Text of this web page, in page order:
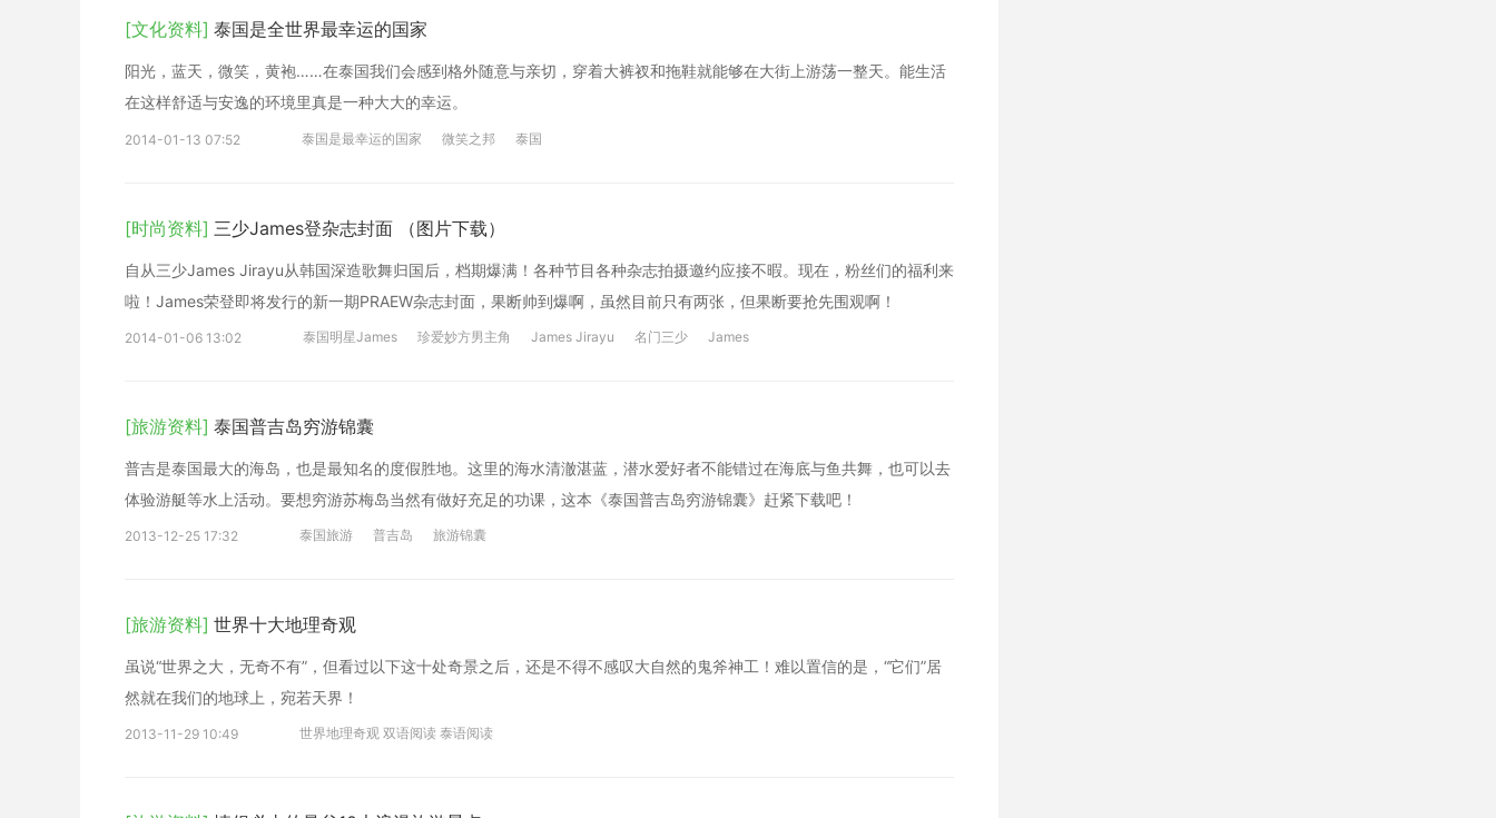
[文化资料] 泰国是全世界最幸运的国家
阳光，蓝天，微笑，黄袍……在泰国我们会感到格外随意与亲切，穿着大裤衩和拖鞋就能够在大街上游荡一整天。能生活
在这样舒适与安逸的环境里真是一种大大的幸运。
2014-01-13 07:52 泰国是最幸运的国家 微笑之邦 泰国
[时尚资料] 三少James登杂志封面 （图片下载）
自从三少James Jirayu从韩国深造歌舞归国后，档期爆满！各种节目各种杂志拍摄邀约应接不暇。现在，粉丝们的福利来
啦！James荣登即将发行的新一期PRAEW杂志封面，果断帅到爆啊，虽然目前只有两张，但果断要抢先围观啊！
2014-01-06 13:02 泰国明星James 珍爱妙方男主角 James Jirayu 名门三少 James
[旅游资料] 泰国普吉岛穷游锦囊
普吉是泰国最大的海岛，也是最知名的度假胜地。这里的海水清澈湛蓝，潜水爱好者不能错过在海底与鱼共舞，也可以去
体验游艇等水上活动。要想穷游苏梅岛当然有做好充足的功课，这本《泰国普吉岛穷游锦囊》赶紧下载吧！
2013-12-25 17:32 泰国旅游 普吉岛 旅游锦囊
[旅游资料] 世界十大地理奇观
虽说“世界之大，无奇不有”，但看过以下这十处奇景之后，还是不得不感叹大自然的鬼斧神工！难以置信的是，“它们”居
然就在我们的地球上，宛若天界！
2013-11-29 10:49 世界地理奇观 双语阅读 泰语阅读